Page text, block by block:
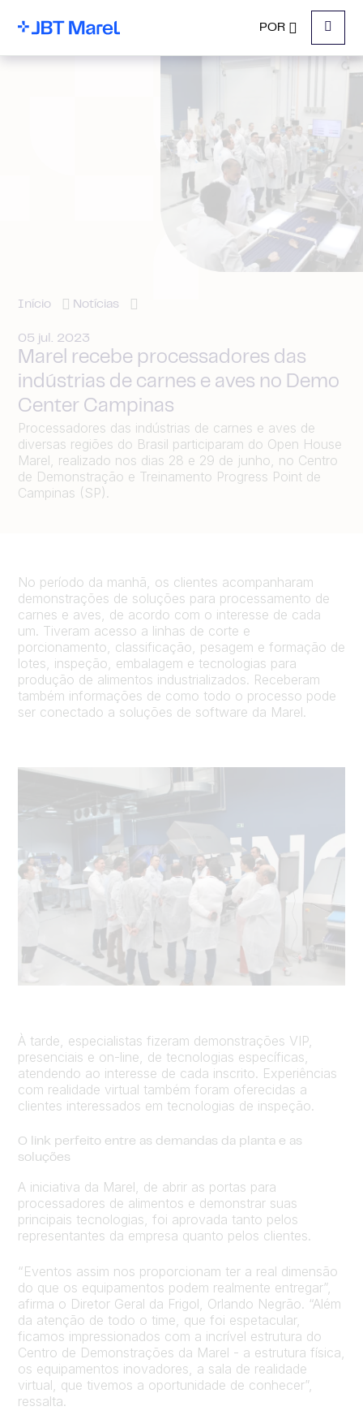
POR
Menu
Início Notícias
05 jul. 2023
Marel recebe processadores das
indústrias de carnes e aves no Demo
Center Campinas
Processadores das indústrias de carnes e aves de
diversas regiões do Brasil participaram do Open House
Marel, realizado nos dias 28 e 29 de junho, no Centro
de Demonstração e Treinamento Progress Point de
Campinas (SP).
No período da manhã, os clientes acompanharam
demonstrações de soluções para processamento de
carnes e aves, de acordo com o interesse de cada
um. Tiveram acesso a linhas de corte e
porcionamento, classificação, pesagem e formação de
lotes, inspeção, embalagem e tecnologias para
produção de alimentos industrializados. Receberam
também informações de como todo o processo pode
ser conectado a soluções de software da Marel.
À tarde, especialistas fizeram demonstrações VIP,
presenciais e on-line, de tecnologias específicas,
atendendo ao interesse de cada inscrito. Experiências
com realidade virtual também foram oferecidas a
clientes interessados em tecnologias de inspeção.
O link perfeito entre as demandas da planta e as
soluções
A iniciativa da Marel, de abrir as portas para
processadores de alimentos e demonstrar suas
principais tecnologias, foi aprovada tanto pelos
representantes da empresa quanto pelos clientes.
“Eventos assim nos proporcionam ter a real dimensão
do que os equipamentos podem realmente entregar”,
afirma o Diretor Geral da Frigol, Orlando Negrão. “Além
da atenção de todo o time, que foi espetacular,
ficamos impressionados com a incrível estrutura do
Centro de Demonstrações da Marel - a estrutura física,
os equipamentos inovadores, a sala de realidade
virtual, que tivemos a oportunidade de conhecer”,
ressalta.